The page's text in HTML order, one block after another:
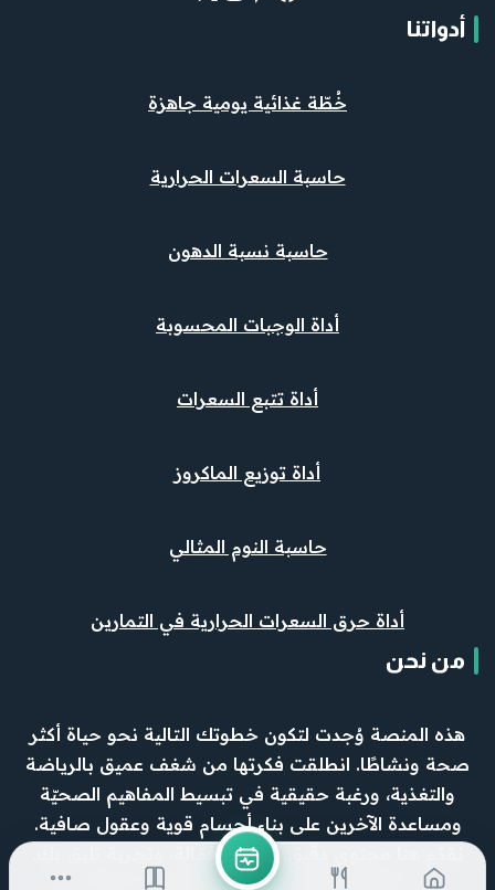
أدواتنا
خُطّة غذائية يومية جاهزة
حاسبة السعرات الحرارية
حاسبة نسبة الدهون
أداة الوجبات المحسوبة
أداة تتبع السعرات
أداة توزيع الماكروز
حاسبة النوم المثالي
أداة حرق السعرات الحرارية في التمارين
من نحن
هذه المنصة وُجدت لتكون خطوتك التالية نحو حياة أكثر
صحة ونشاطًا. انطلقت فكرتها من شغف عميق بالرياضة
والتغذية، ورغبة حقيقية في تبسيط المفاهيم الصحيّة
ومساعدة الآخرين على بناء أجسام قوية وعقول صافية.
نقدّم هنا محتوى دقيق، وأدوات فعّالة، وتجربة تليق بك.